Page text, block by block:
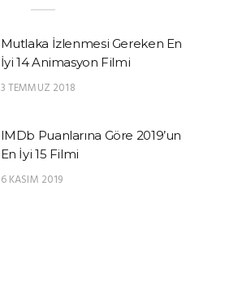
Mutlaka İzlenmesi Gereken En
İyi 14 Animasyon Filmi
3 TEMMUZ 2018
IMDb Puanlarına Göre 2019’un
En İyi 15 Filmi
6 KASIM 2019